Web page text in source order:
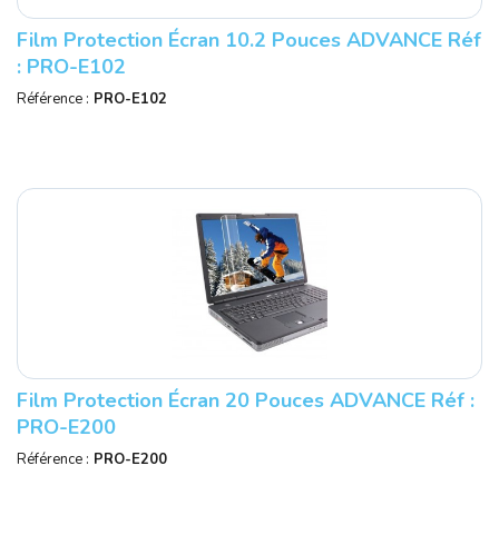
Film Protection Écran 10.2 Pouces ADVANCE Réf
: PRO-E102
Référence : PRO-E102
Film Protection Écran 20 Pouces ADVANCE Réf :
PRO-E200
Référence : PRO-E200